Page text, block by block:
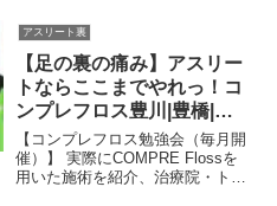
有効です。関連ツイート
アスリート裏
【足の裏の痛み】アスリー
トならここまでやれっ！コ
ンプレフロス豊川|豊橋|小
坂井|猫背|肩こり さつきバ
ランス整骨院
【コンプレフロス勉強会（毎月開
催）】 実際にCOMPRE Flossを
用いた施術を紹介、治療院・トレ